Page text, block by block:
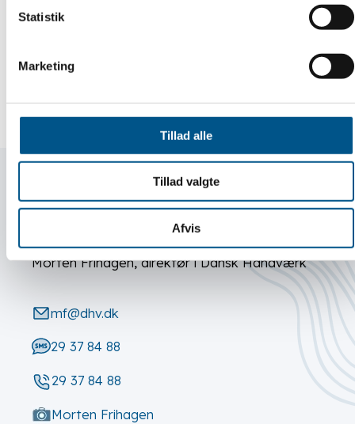
Statistik
Marketing
Tillad alle
Tillad valgte
Afvis
Yderligere oplysninger:
Morten Frihagen, direktør i Dansk Håndværk
mf@dhv.dk
29 37 84 88
29 37 84 88
Morten Frihagen